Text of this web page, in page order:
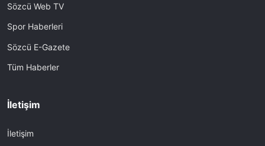
Sözcü Web TV
Spor Haberleri
Sözcü E-Gazete
Tüm Haberler
İletişim
İletişim